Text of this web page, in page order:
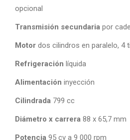
opcional
Transmisión secundaria por
Motor dos cilindros en paralelo, 4
Refrigeración líquida
Alimentación inyección
Cilindrada 799 cc
Diámetro x carrera 88 x 65,7 mm
Potencia 95 cv a 9 000 rpm